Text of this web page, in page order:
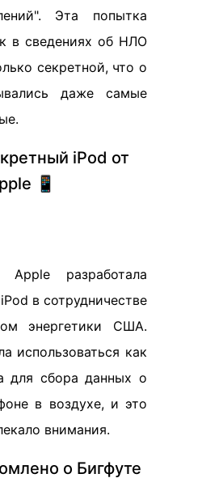
Эта попытка
в сведениях об НЛО
секретной, что о
даже самые
iPod от
📱
разработала
в сотрудничестве
энергетики США.
использоваться как
для сбора данных о
в воздухе, и это
внимания.
о Бигфуте